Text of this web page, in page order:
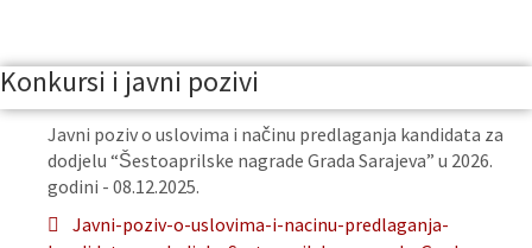
Konkursi i javni pozivi
Javni poziv o uslovima i načinu predlaganja kandidata za
dodjelu “Šestoaprilske nagrade Grada Sarajeva” u 2026.
godini - 08.12.2025.
Javni-poziv-o-uslovima-i-nacinu-predlaganja-